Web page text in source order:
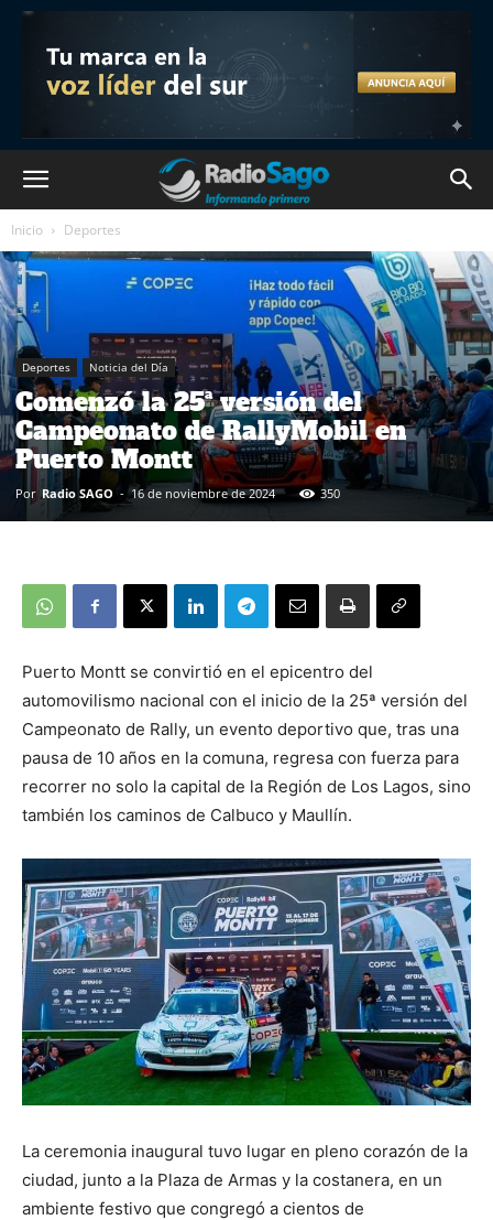
Inicio Deportes
Deportes Noticia del Día
Comenzó la 25ª versión del
Campeonato de RallyMobil en
Puerto Montt
Por Radio SAGO - 16 de noviembre de 2024 350
Puerto Montt se convirtió en el epicentro del
automovilismo nacional con el inicio de la 25ª versión del
Campeonato de Rally, un evento deportivo que, tras una
pausa de 10 años en la comuna, regresa con fuerza para
recorrer no solo la capital de la Región de Los Lagos, sino
también los caminos de Calbuco y Maullín.
La ceremonia inaugural tuvo lugar en pleno corazón de la
ciudad, junto a la Plaza de Armas y la costanera, en un
ambiente festivo que congregó a cientos de